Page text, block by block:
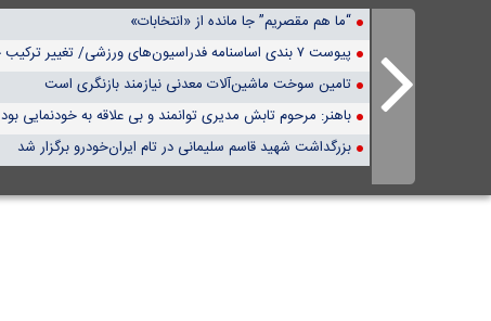
“ما هم مقصریم” جا مانده از «انتخابات»
پیوست ۷ بندی اساسنامه فدراسیون‌های ورزشی/ تغییر ترکیب چند مجمع!
تامین سوخت ماشین‌آلات معدنی نیازمند بازنگری است
باهنر: مرحوم تابش مدیری توانمند و بی علاقه به خودنمایی بود
بزرگداشت شهید قاسم سلیمانی در تام ایران‌خودرو برگزار شد